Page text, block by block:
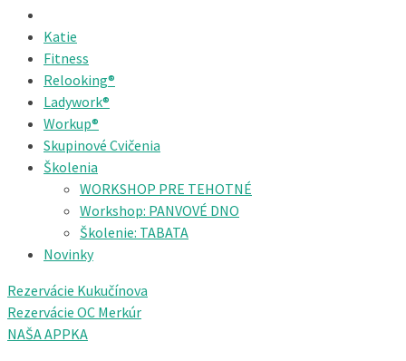
Katie
Fitness
Relooking®
Ladywork®
Workup®
Skupinové Cvičenia
Školenia
WORKSHOP PRE TEHOTNÉ
Workshop: PANVOVÉ DNO
Školenie: TABATA
Novinky
Rezervácie Kukučínova
Rezervácie OC Merkúr
NAŠA APPKA